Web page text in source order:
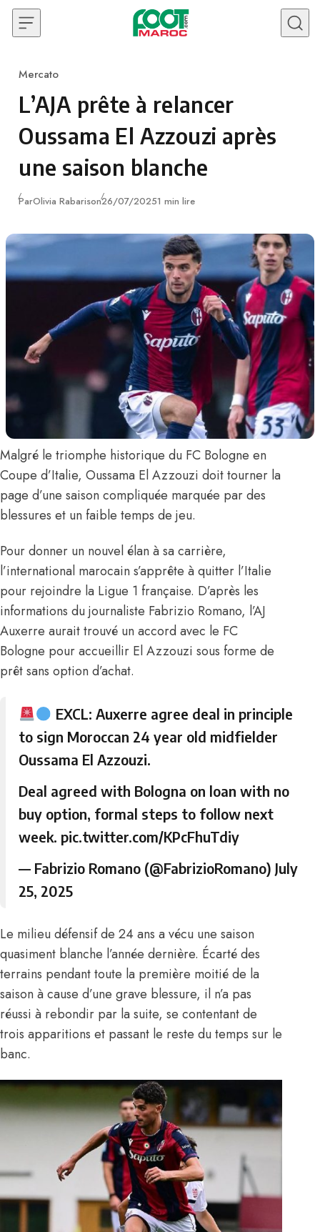
Skip to content
Category
Mercato
L’AJA prête à relancer
Oussama El Azzouzi après
une saison blanche
ParOlivia RabarisonPublié
26/07/20251 min lire
Malgré le triomphe historique du FC Bologne en
Coupe d’Italie, Oussama El Azzouzi doit tourner la
page d’une saison compliquée marquée par des
blessures et un faible temps de jeu.
Pour donner un nouvel élan à sa carrière,
l’international marocain s’apprête à quitter l’Italie
pour rejoindre la Ligue 1 française. D’après les
informations du journaliste Fabrizio Romano, l’AJ
Auxerre aurait trouvé un accord avec le FC
Bologne pour accueillir El Azzouzi sous forme de
prêt sans option d’achat.
EXCL: Auxerre agree deal in principle
to sign Moroccan 24 year old midfielder
Oussama El Azzouzi.
Deal agreed with Bologna on loan with no
buy option, formal steps to follow next
week. pic.twitter.com/KPcFhuTdiy
— Fabrizio Romano (@FabrizioRomano)July
25, 2025
Le milieu défensif de 24 ans a vécu une saison
quasiment blanche l’année dernière. Écarté des
terrains pendant toute la première moitié de la
saison à cause d’une grave blessure, il n’a pas
réussi à rebondir par la suite, se contentant de
trois apparitions et passant le reste du temps sur le
banc.